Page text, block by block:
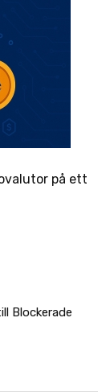
på ett
Blockerade